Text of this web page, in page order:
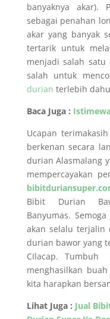
banyaknya akar).
sebagai penahan
akar yang banyak
tertarik untuk
menjadi salah satu
salah untuk
durian terlebih
Baca Juga :
Ucapan
berkenan secara
durian Alasmalang
mempercayakan
Bibit Durian
Banyumas.
akan selalu terjalin
durian bawor yang
CIlacap.
menghasilkan
kita harapkan
Lihat Juga : Jual